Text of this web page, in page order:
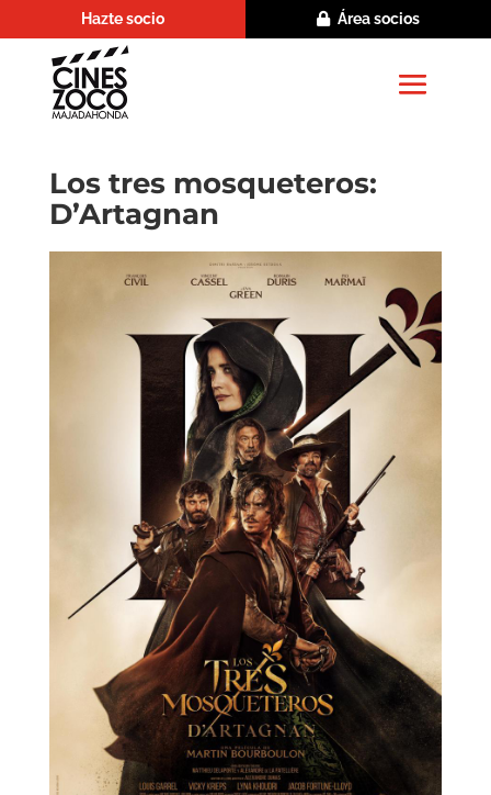
Hazte socio Área socios
Los tres mosqueteros:
D’Artagnan